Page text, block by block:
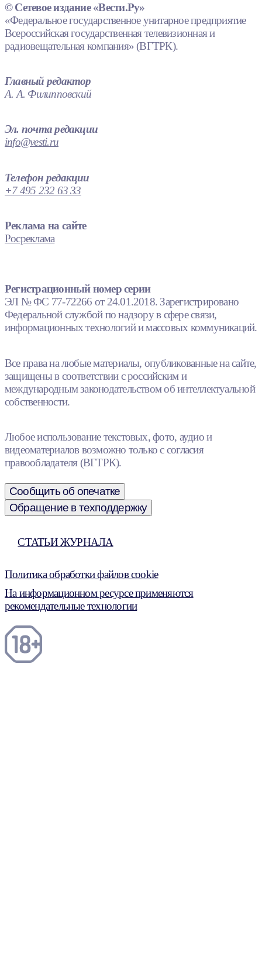
© Сетевое издание «Вести.Ру»
«Федеральное государственное унитарное предприятие
Всероссийская государственная телевизионная и
радиовещательная компания» (ВГТРК).
Главный редактор
А. А. Филипповский
Эл. почта редакции
info@vesti.ru
Телефон редакции
+7 495 232 63 33
Реклама на сайте
Росреклама
Регистрационный номер серии
ЭЛ № ФС 77-72266 от 24.01.2018. Зарегистрировано
Федеральной службой по надзору в сфере связи,
информационных технологий и массовых коммуникаций.
Все права на любые материалы, опубликованные на сайте,
защищены в соответствии с российским и
международным законодательством об интеллектуальной
собственности.
Любое использование текстовых, фото, аудио и
видеоматериалов возможно только с согласия
правообладателя (ВГТРК).
Сообщить об опечатке
Обращение в техподдержку
СТАТЬИ ЖУРНАЛА
Политика обработки файлов cookie
На информационном ресурсе применяются
рекомендательные технологии